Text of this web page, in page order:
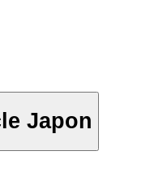
Japon